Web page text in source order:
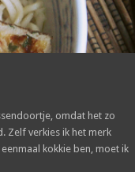
omdat het zo
Zelf verkies ik het merk
kokkie ben, moet ik